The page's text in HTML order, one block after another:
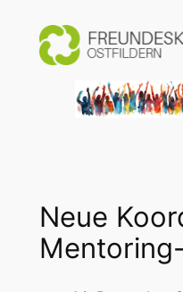
Inhalt
springen
Neue